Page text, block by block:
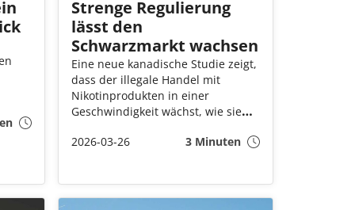
Strenge Regulierung
lässt den
Schwarzmarkt wachsen
Eine neue kanadische Studie zeigt,
dass der illegale Handel mit
Nikotinprodukten in einer
Geschwindigkeit wächst, wie sie
haben. Kriminelle Netzwerke
2026-03-26 3 Minuten